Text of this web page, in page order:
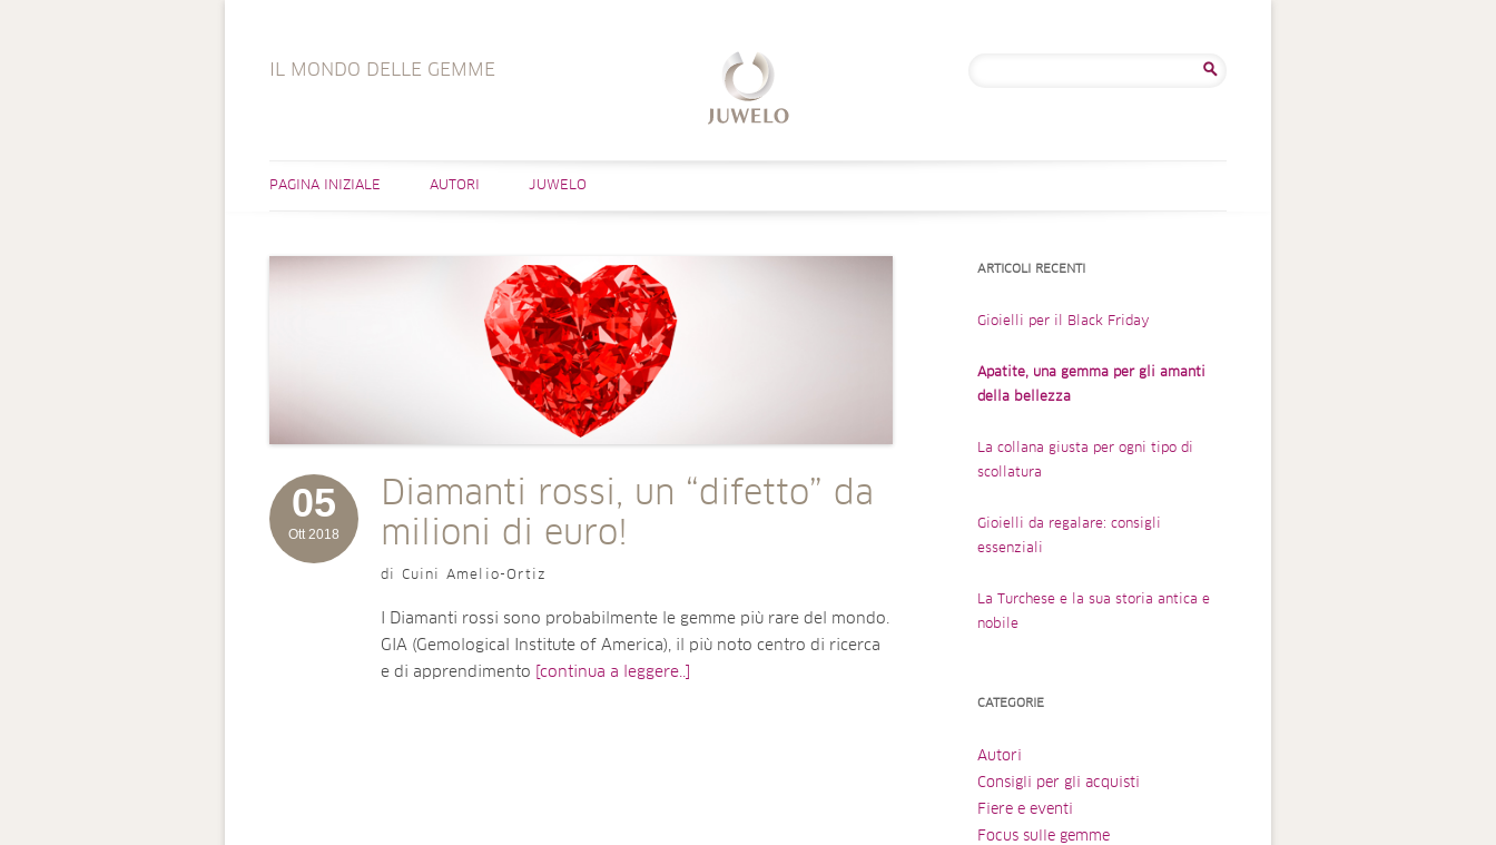
IL MONDO DELLE GEMME
PAGINA INIZIALE AUTORI JUWELO
05
Ott 2018
Diamanti rossi, un “difetto” da
milioni di euro!
di Cuini Amelio-Ortiz
I Diamanti rossi sono probabilmente le gemme più rare del mondo.
GIA (Gemological Institute of America), il più noto centro di ricerca
e di apprendimento
[continua a leggere..]
ARTICOLI RECENTI
Gioielli per il Black Friday
Apatite, una gemma per gli amanti
della bellezza
La collana giusta per ogni tipo di
scollatura
Gioielli da regalare: consigli
essenziali
La Turchese e la sua storia antica e
nobile
CATEGORIE
Autori
Consigli per gli acquisti
Fiere e eventi
Focus sulle gemme